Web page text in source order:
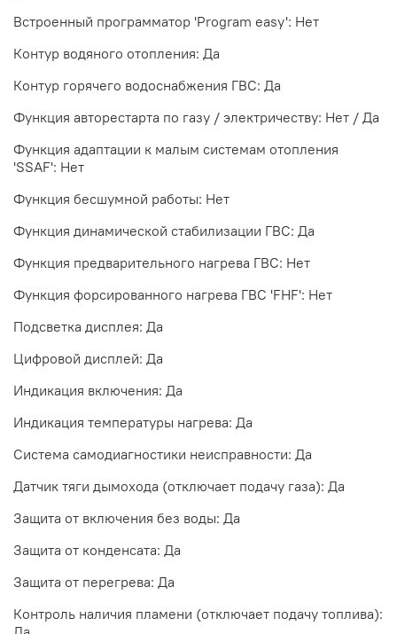
Встроенный программатор 'Program easy': Нет
Контур водяного отопления: Да
Контур горячего водоснабжения ГВС: Да
Функция авторестарта по газу / электричеству: Нет / Да
Функция адаптации к малым системам отопления
'SSAF': Нет
Функция бесшумной работы: Нет
Функция динамической стабилизации ГВС: Да
Функция предварительного нагрева ГВС: Нет
Функция форсированного нагрева ГВС 'FHF': Нет
Подсветка дисплея: Да
Цифровой дисплей: Да
Индикация включения: Да
Индикация температуры нагрева: Да
Система самодиагностики неисправности: Да
Датчик тяги дымохода (отключает подачу газа): Да
Защита от включения без воды: Да
Защита от конденсата: Да
Защита от перегрева: Да
Контроль наличия пламени (отключает подачу топлива):